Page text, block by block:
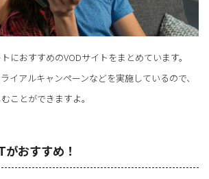
におすすめのVODサイトをまとめています。
イアルキャンペーンなどを実施しているので、
ことができますよ。
おすすめ！